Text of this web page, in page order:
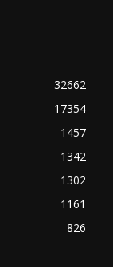
32662
17354
1457
1342
1302
1161
826